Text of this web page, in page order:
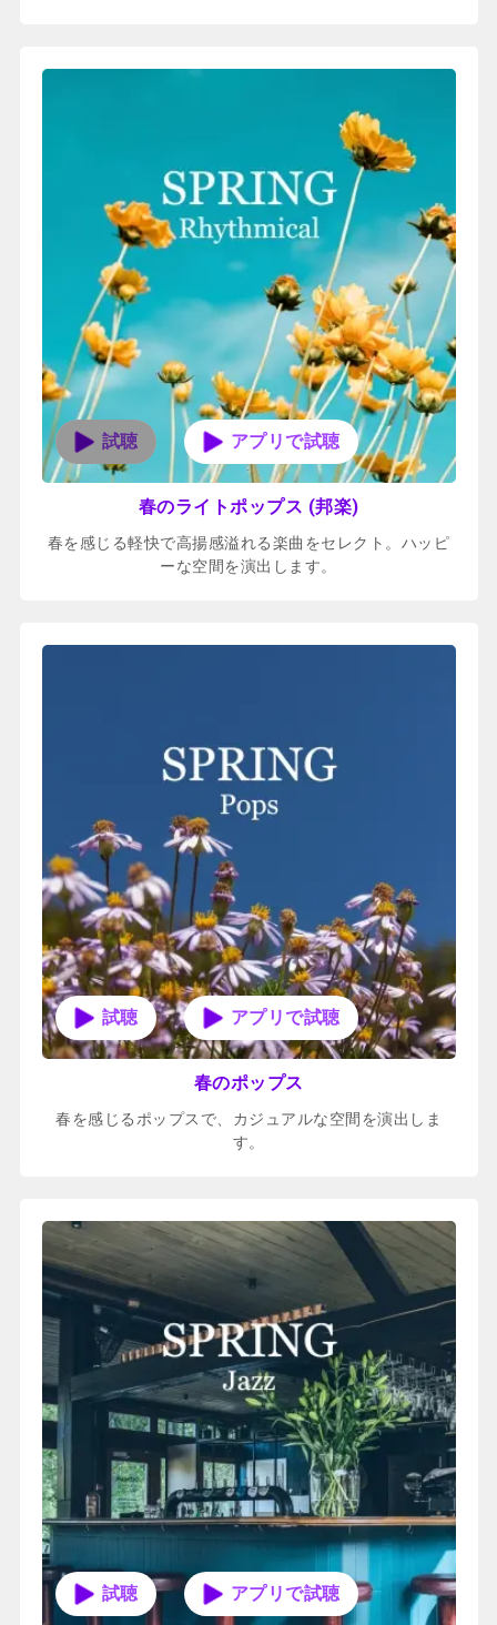
アプリで試聴
春のライトポップス (邦楽)
春を感じる軽快で高揚感溢れる楽曲をセレクト。ハッピ
ーな空間を演出します。
アプリで試聴
アプリで試聴
春のポップス
春を感じるポップスで、カジュアルな空間を演出しま
す。